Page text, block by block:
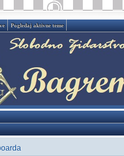
Pogledaj aktivne teme